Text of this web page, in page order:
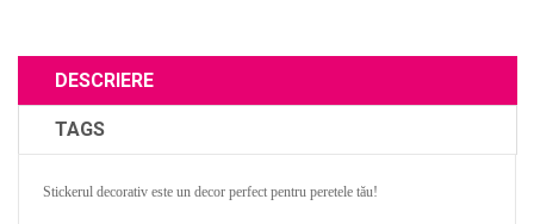
DESCRIERE
TAGS
Stickerul decorativ este un decor perfect pentru peretele tău!